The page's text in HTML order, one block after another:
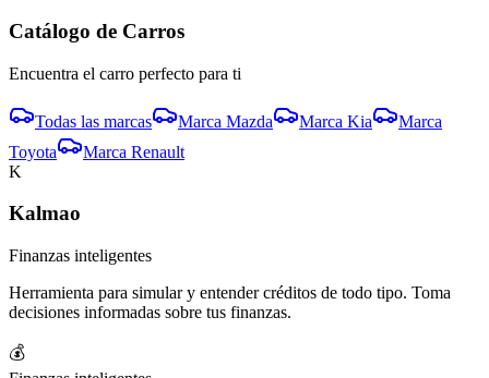
Catálogo de Carros
Encuentra el carro perfecto para ti
Todas las marcas Marca Mazda Marca Kia
Marca
Toyota
Marca Renault
K
Kalmao
Finanzas inteligentes
Herramienta para simular y entender créditos de todo tipo. Toma
decisiones informadas sobre tus finanzas.
💰